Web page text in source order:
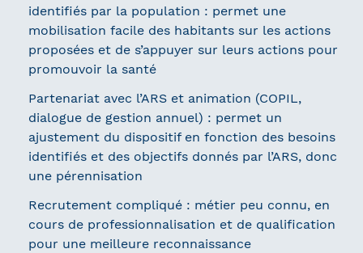
identifiés par la population : permet une
mobilisation facile des habitants sur les actions
proposées et de s’appuyer sur leurs actions pour
promouvoir la santé
Partenariat avec l’ARS et animation (COPIL,
dialogue de gestion annuel) : permet un
ajustement du dispositif en fonction des besoins
identifiés et des objectifs donnés par l’ARS, donc
une pérennisation
Recrutement compliqué : métier peu connu, en
cours de professionnalisation et de qualification
pour une meilleure reconnaissance